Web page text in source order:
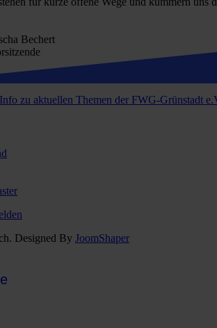
Bechert
zu aktuellen Themen der FWG-Grünstadt
Designed By JoomShaper